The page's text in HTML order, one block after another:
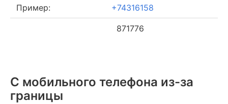
Пример: +74316158
871776
С мобильного телефона из-за
границы